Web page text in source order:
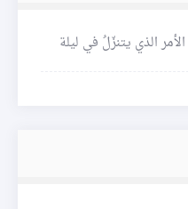
الذي يتنزّلُ في ليلة